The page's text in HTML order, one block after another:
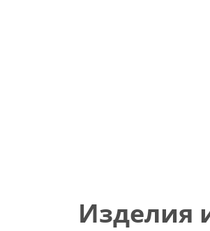
Изделия